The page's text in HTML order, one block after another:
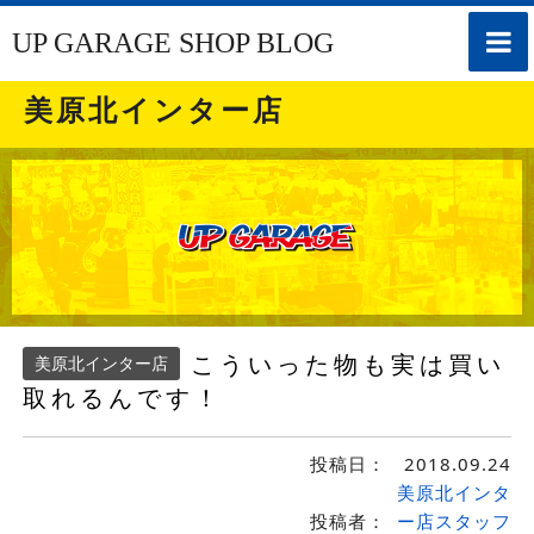
toggle
UP GARAGE SHOP BLOG
美原北インター店
美原北インター店
こういった物も実は買い
取れるんです！
投稿日： 2018.09.24
投稿者：
美原北インタ
ー店スタッフ